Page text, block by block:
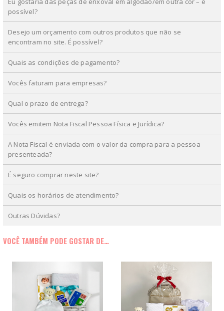
possível?
Desejo um orçamento com outros produtos que não se
encontram no site. É possível?
Quais as condições de pagamento?
Vocês faturam para empresas?
Qual o prazo de entrega?
Vocês emitem Nota Fiscal Pessoa Física e Jurídica?
A Nota Fiscal é enviada com o valor da compra para a pessoa
presenteada?
É seguro comprar neste site?
Quais os horários de atendimento?
Outras Dúvidas?
VOCÊ TAMBÉM PODE GOSTAR DE…